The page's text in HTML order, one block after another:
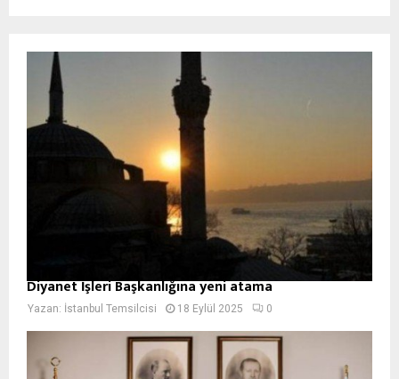
Diyanet İşleri Başkanlığına yeni atama
Yazan: İstanbul Temsilcisi 18 Eylül 2025 0